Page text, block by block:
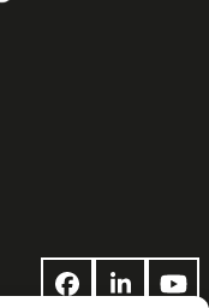
Facebook
LinkedIn